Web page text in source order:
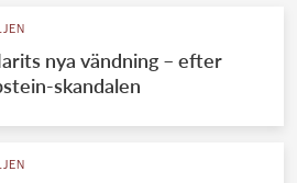
nya vändning – efter
skandalen